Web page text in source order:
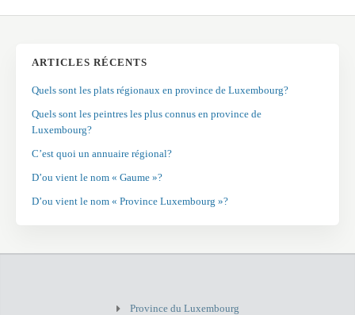
ARTICLES RÉCENTS
Quels sont les plats régionaux en province de Luxembourg?
Quels sont les peintres les plus connus en province de
Luxembourg?
C’est quoi un annuaire régional?
D’ou vient le nom « Gaume »?
D’ou vient le nom « Province Luxembourg »?
Province du Luxembourg